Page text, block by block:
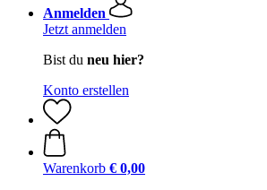
Anmelden
Jetzt anmelden
Bist du neu hier?
Konto erstellen
Warenkorb € 0,00